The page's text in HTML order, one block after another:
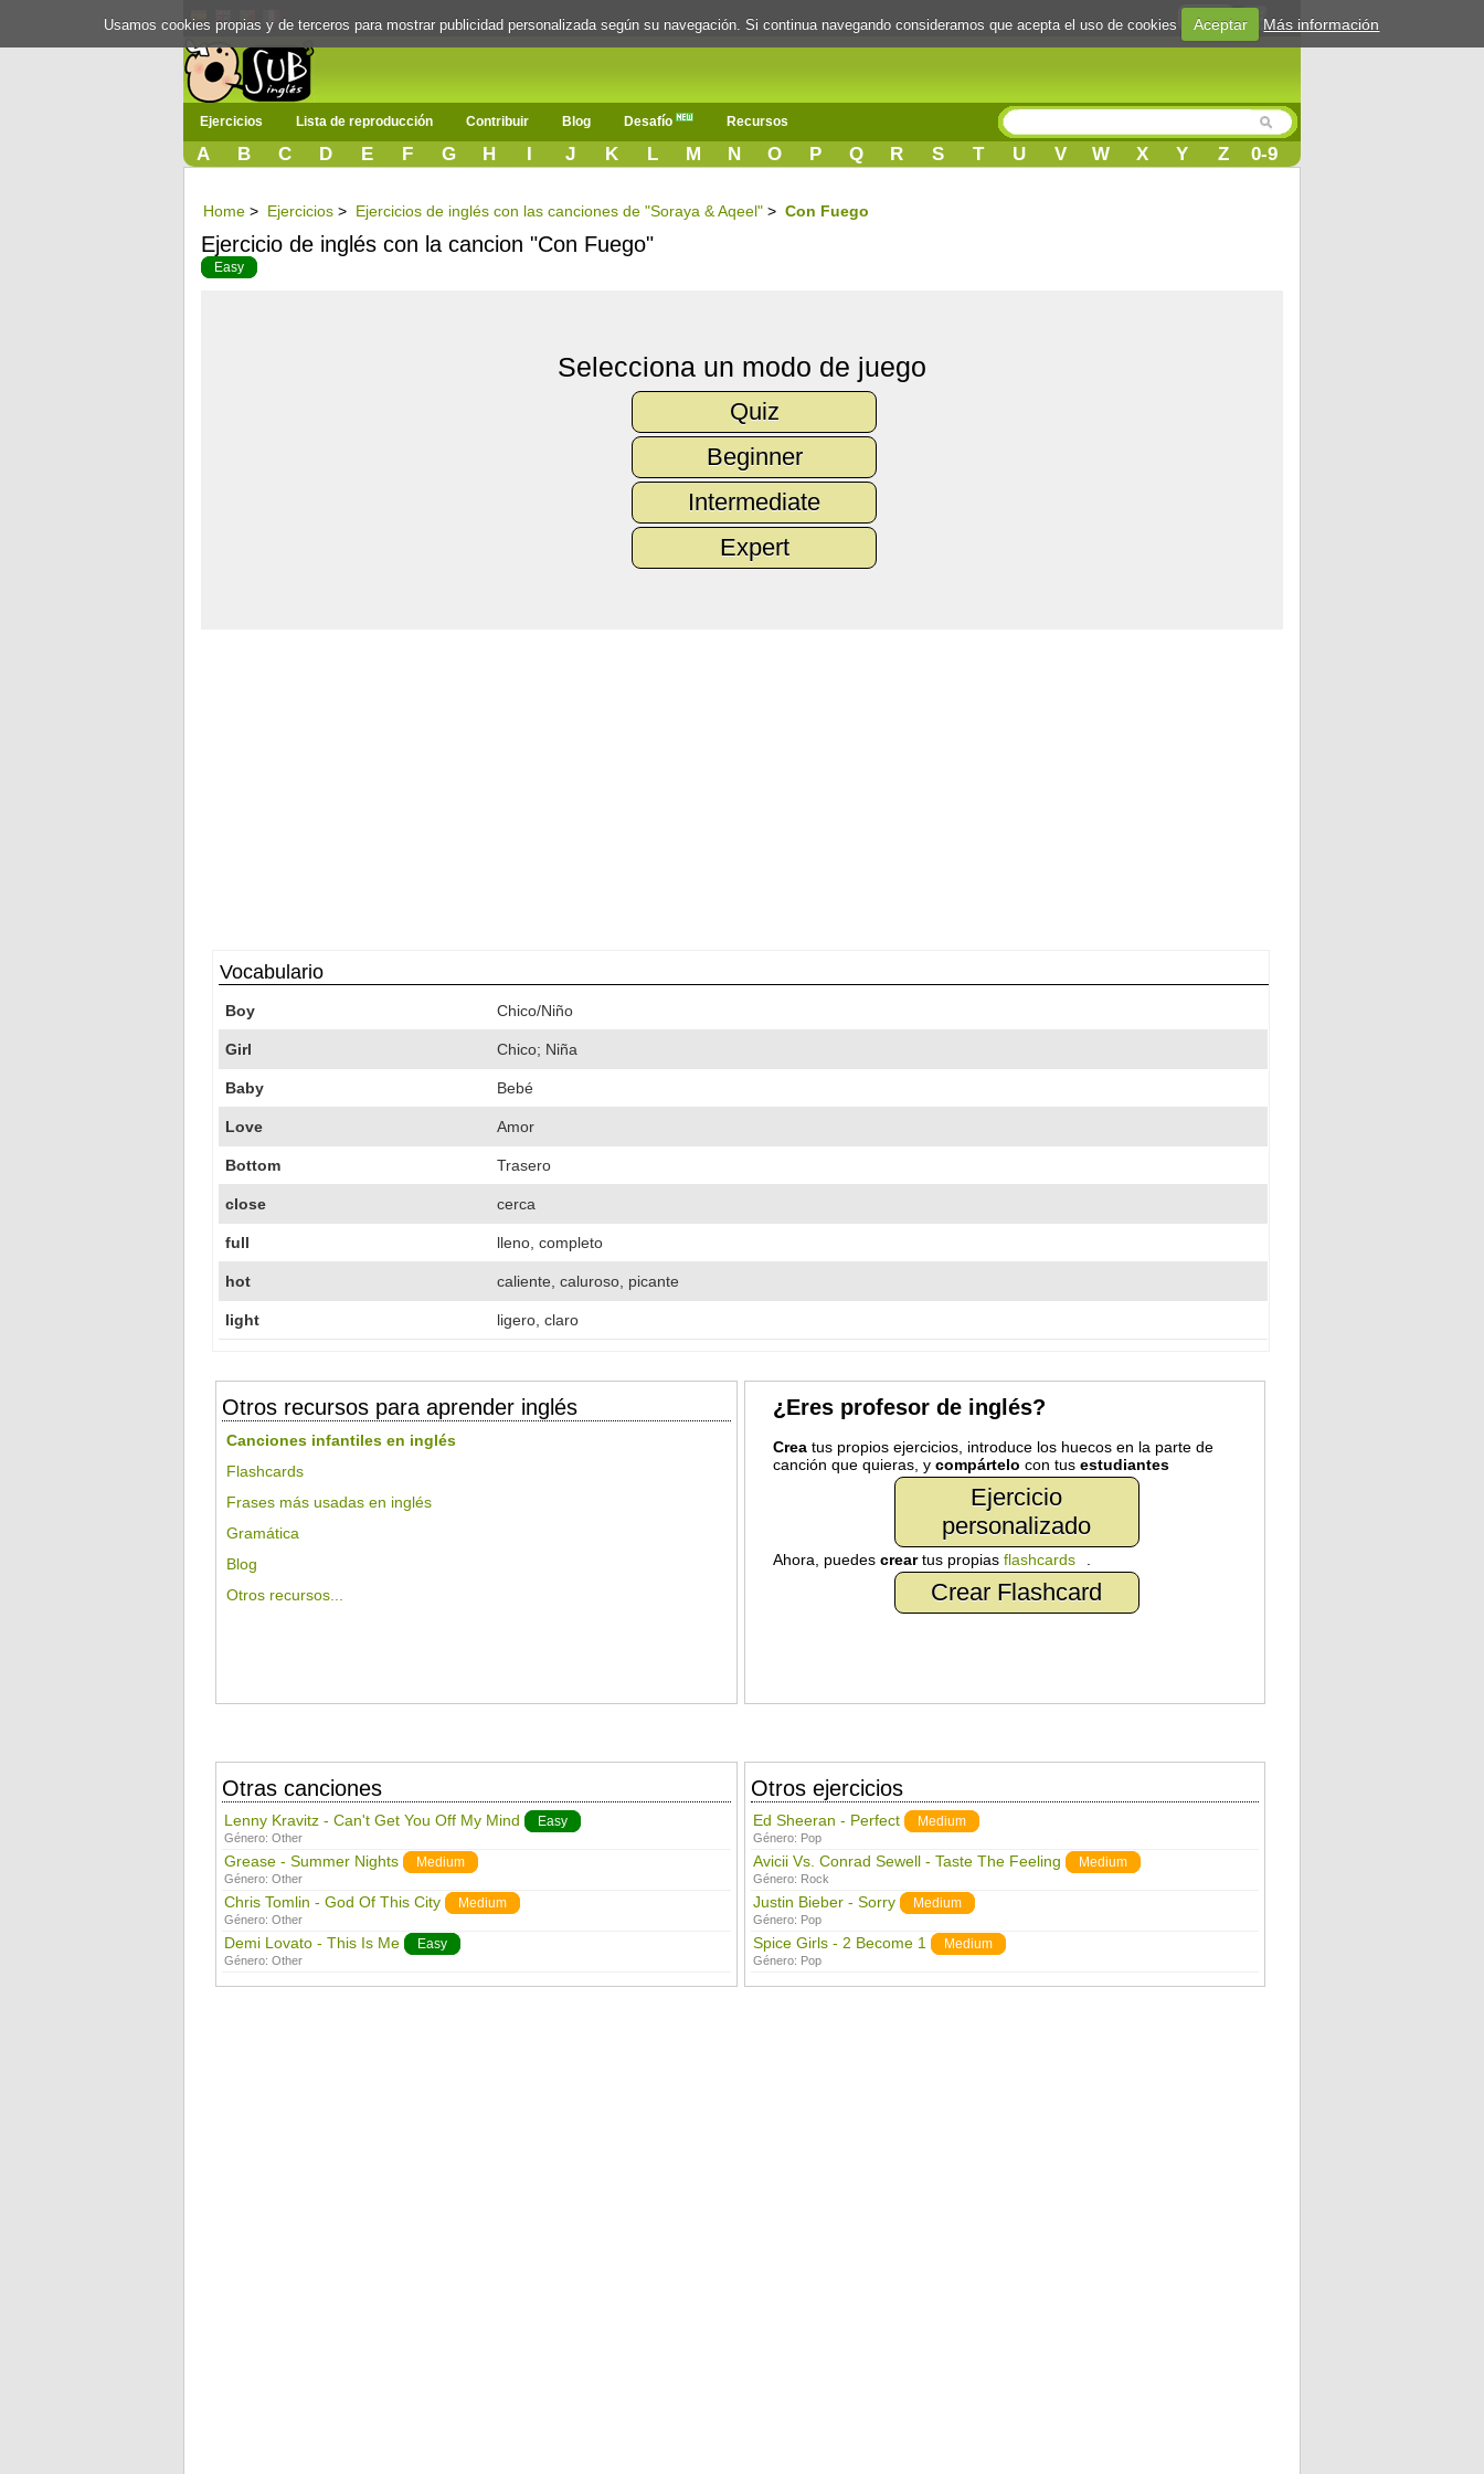
Login
Ejercicios Lista de reproducción Contribuir Blog Desafío Recursos
A B C D E F G H I J K L M N O P Q R S T U V W X Y Z 0-9
Home > Ejercicios > Ejercicios de inglés con las canciones de "Soraya & Aqeel" > Con Fuego
Ejercicio de inglés con la cancion "Con Fuego"
Easy
Selecciona un modo de juego
Quiz
Beginner
Intermediate
Expert
Vocabulario
Boy Chico/Niño
Girl Chico; Niña
Baby Bebé
Love Amor
Bottom Trasero
close cerca
full lleno, completo
hot caliente, caluroso, picante
light ligero, claro
Otros recursos para aprender inglés
Canciones infantiles en inglés
Flashcards
Frases más usadas en inglés
Gramática
Blog
Otros recursos...
¿Eres profesor de inglés?
Creatus propios ejercicios, introduce los huecos en la parte de
canción que quieras, y compártelo con tus estudiantes
Ejercicio
personalizado
Ahora, puedes creartus propias flashcards
Crear Flashcard
Otras canciones
Lenny Kravitz - Can't Get You Off My Mind Easy
Género: Other
Grease - Summer Nights Medium
Género: Other
Chris Tomlin - God Of This City Medium
Género: Other
Demi Lovato - This Is Me Easy
Género: Other
Otros ejercicios
Ed Sheeran - Perfect Medium
Género: Pop
Avicii Vs. Conrad Sewell - Taste The Feeling Medium
Género: Rock
Justin Bieber - Sorry Medium
Género: Pop
Spice Girls - 2 Become 1 Medium
Género: Pop
Usamos cookies propias y de terceros para mostrar publicidad personalizada según su navegación. Si continua navegando consideramos que acepta el uso de cookies Aceptar Más información